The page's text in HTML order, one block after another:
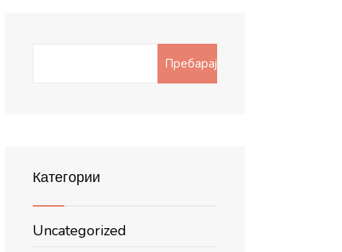
Пребарај
Категории
Uncategorized